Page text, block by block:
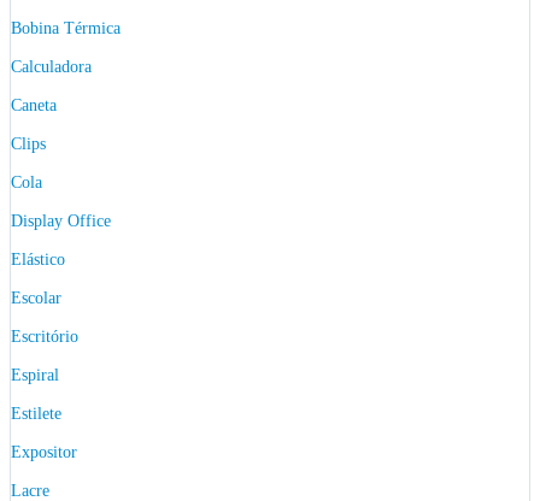
Bobina Térmica
Calculadora
Caneta
Clips
Cola
Display Office
Elástico
Escolar
Escritório
Espiral
Estilete
Expositor
Lacre